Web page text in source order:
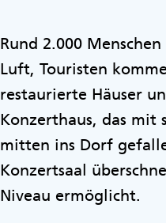
Rund 2.000
Luft, Touristen
restaurierte Häuser
Konzerthaus, das mit
mitten ins Dorf
Konzertsaal
Niveau ermöglicht.